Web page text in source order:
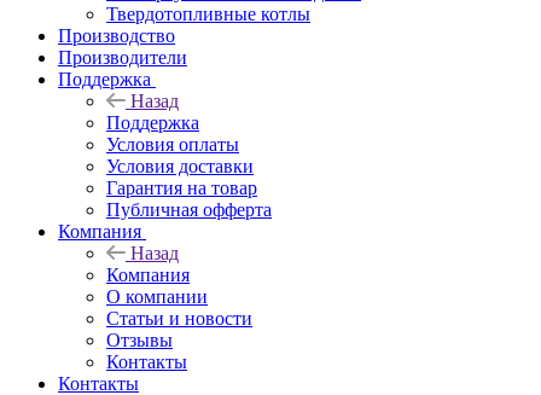
Твердотопливные котлы
Производство
Производители
Поддержка
Назад
Поддержка
Условия оплаты
Условия доставки
Гарантия на товар
Публичная офферта
Компания
Назад
Компания
О компании
Статьи и новости
Отзывы
Контакты
Контакты